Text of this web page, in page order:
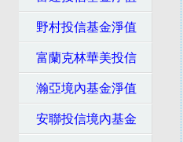
野村投信基金淨值
富蘭克林華美投信
瀚亞境內基金淨值
安聯投信境內基金